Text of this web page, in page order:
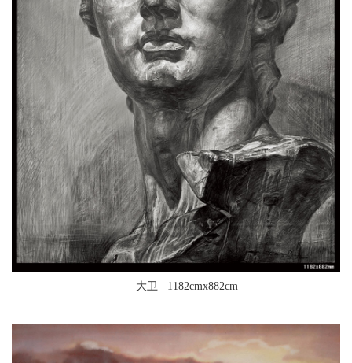
大卫 1182cmx882cm